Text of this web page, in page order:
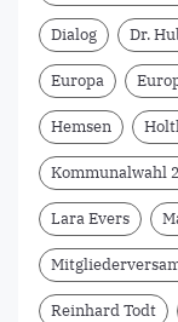
Dialog Dr.
Europa
Hemsen
Kommunalwahl
Lara Evers
Reinhard Todt